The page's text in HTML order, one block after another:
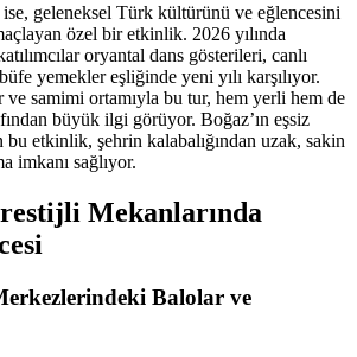
geleneksel Türk kültürünü ve eğlencesini
özel bir etkinlik. 2026 yılında
oryantal dans gösterileri, canlı
yemekler eşliğinde yeni yılı karşılıyor.
ve samimi ortamıyla bu tur, hem yerli hem de
büyük ilgi görüyor. Boğaz’ın eşsiz
etkinlik, şehrin kalabalığından uzak, sakin
imkanı sağlıyor.
Mekanlarında
Balolar ve